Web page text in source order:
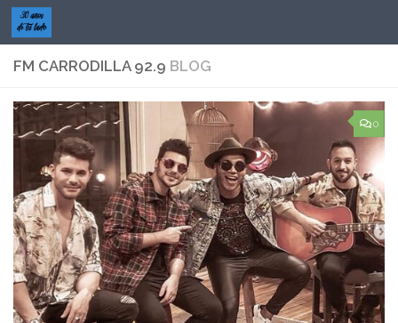
Saltar al contenido
FM CARRODILLA 92.9 BLOG
0